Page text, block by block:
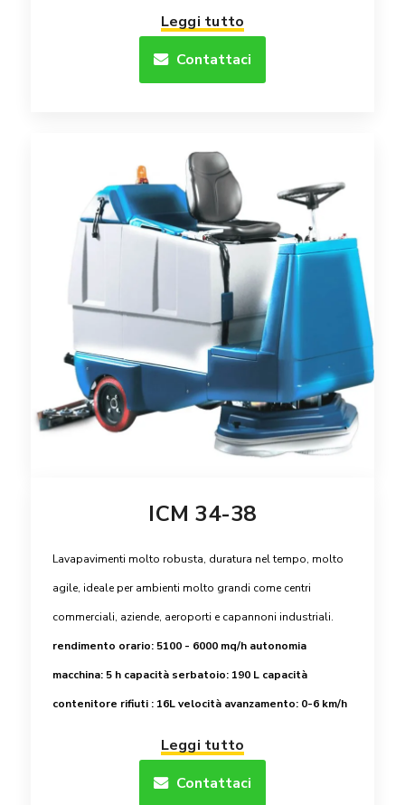
Leggi tutto
Contattaci
ICM 34-38
Lavapavimenti molto robusta, duratura nel tempo, molto
agile, ideale per ambienti molto grandi come centri
commerciali, aziende, aeroporti e capannoni industriali.
rendimento orario: 5100 - 6000 mq/h autonomia
macchina: 5 h capacità serbatoio: 190 L capacità
contenitore rifiuti : 16L velocità avanzamento: 0-6 km/h
Leggi tutto
Contattaci